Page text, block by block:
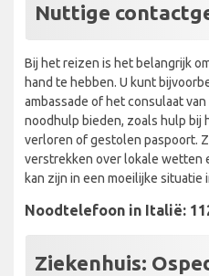
Nuttige
Bij het reizen is het belangrijk
hand te hebben. U kunt
ambassade of het consulaat
noodhulp bieden, zoals hulp bij
verloren of gestolen paspoort.
verstrekken over lokale wetten
kan zijn in een moeilijke situatie
Noodtelefoon in Italië:
Ziekenhuis: